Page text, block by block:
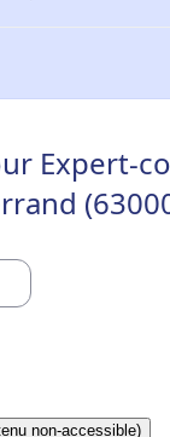
Expert-
non-accessible)